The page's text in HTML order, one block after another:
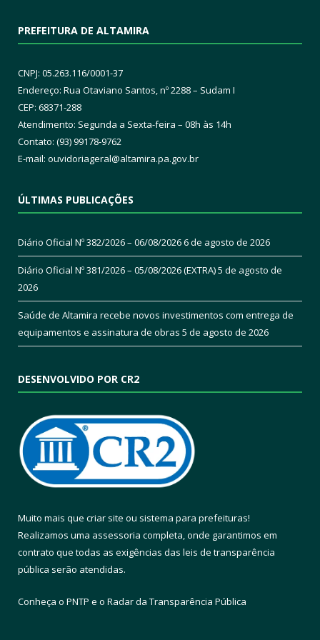
PREFEITURA DE ALTAMIRA
CNPJ: 05.263.116/0001-37
Endereço: Rua Otaviano Santos, nº 2288 – Sudam I
CEP: 68371-288
Atendimento: Segunda a Sexta-feira – 08h às 14h
Contato: (93) 99178-9762
E-mail: ouvidoriageral@altamira.pa.gov.br
ÚLTIMAS PUBLICAÇÕES
Diário Oficial Nº 382/2026 – 06/08/20266 de agosto de 2026
Diário Oficial Nº 381/2026 – 05/08/2026 (EXTRA)5 de agosto de
2026
Saúde de Altamira recebe novos investimentos com entrega de
equipamentos e assinatura de obras 5 de agosto de 2026
DESENVOLVIDO POR CR2
Muito mais que criar site ou sistema para prefeituras!
Realizamos uma assessoria completa, onde garantimos em
contrato que todas as exigências das leis de transparência
pública serão atendidas.
Conheça o PNTP e o Radar da Transparência Pública